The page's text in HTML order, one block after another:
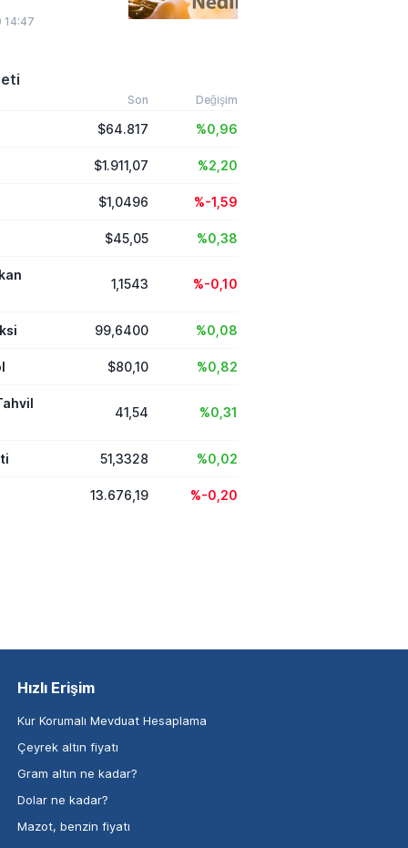
nelerdir?”,
edilir?”
14:47
Son Değişim
$64.817 %0,96
$1.911,07 %2,20
$1,0496 %-1,59
$45,05 %0,38
1,1543 %-0,10
99,6400 %0,08
$80,10 %0,82
41,54 %0,31
51,3328 %0,02
13.676,19 %-0,20
Hızlı Erişim
Kur Korumalı Mevduat Hesaplama
Çeyrek altın fiyatı
Gram altın ne kadar?
Dolar ne kadar?
Mazot, benzin fiyatı